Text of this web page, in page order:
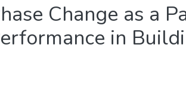
Change as a
in